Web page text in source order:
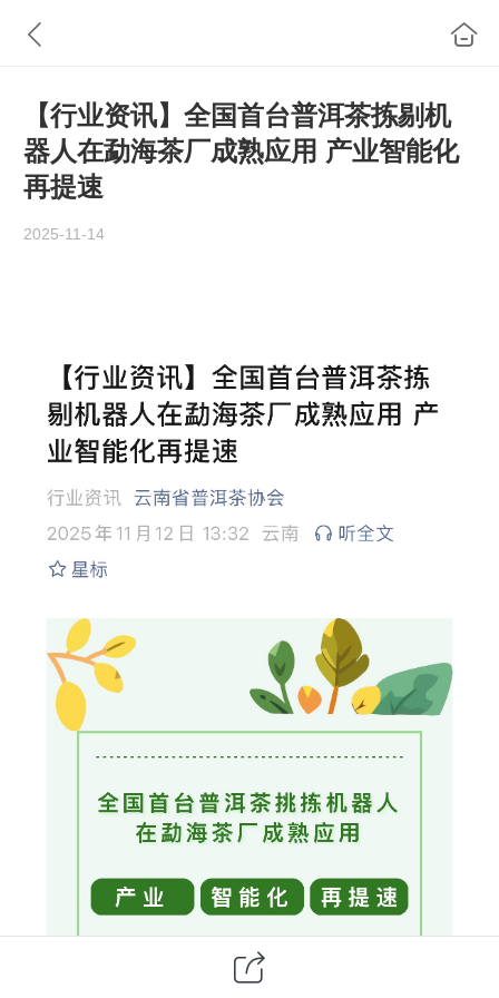
【行业资讯】全国首台普洱茶拣剔机
器人在勐海茶厂成熟应用 产业智能化
再提速
2025-11-14